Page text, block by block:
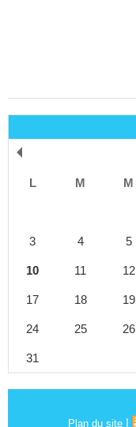
L M M
3 4 5
10 11 12
17 18 19
24 25 26
31
Plan du site |